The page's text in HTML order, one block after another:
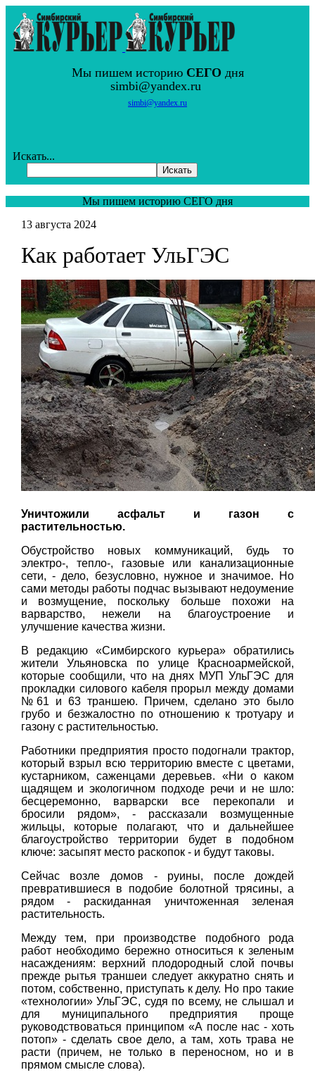
Мы пишем историю СЕГО дня
simbi@yandex.ru
simbi@yandex.ru
Искать...
Искать
Мы пишем историю СЕГО дня
13 августа 2024
Как работает УльГЭС
Уничтожили асфальт и газон с
растительностью.
Обустройство новых коммуникаций, будь то
электро-, тепло-, газовые или канализационные
сети, - дело, безусловно, нужное и значимое. Но
сами методы работы подчас вызывают недоумение
и возмущение, поскольку больше похожи на
варварство, нежели на благоустроение и
улучшение качества жизни.
В редакцию «Симбирского курьера» обратились
жители Ульяновска по улице Красноармейской,
которые сообщили, что на днях МУП УльГЭС для
прокладки силового кабеля прорыл между домами
№61 и 63 траншею. Причем, сделано это было
грубо и безжалостно по отношению к тротуару и
газону с растительностью.
Работники предприятия просто подогнали трактор,
который взрыл всю территорию вместе с цветами,
кустарником, саженцами деревьев. «Ни о каком
щадящем и экологичном подходе речи и не шло:
бесцеремонно, варварски все перекопали и
бросили рядом», - рассказали возмущенные
жильцы, которые полагают, что и дальнейшее
благоустройство территории будет в подобном
ключе: засыпят место раскопок - и будут таковы.
Сейчас возле домов - руины, после дождей
превратившиеся в подобие болотной трясины, а
рядом - раскиданная уничтоженная зеленая
растительность.
Между тем, при производстве подобного рода
работ необходимо бережно относиться к зеленым
насаждениям: верхний плодородный слой почвы
прежде рытья траншеи следует аккуратно снять и
потом, собственно, приступать к делу. Но про такие
«технологии» УльГЭС, судя по всему, не слышал и
для муниципального предприятия проще
руководствоваться принципом «А после нас - хоть
потоп» - сделать свое дело, а там, хоть трава не
расти (причем, не только в переносном, но и в
прямом смысле слова).